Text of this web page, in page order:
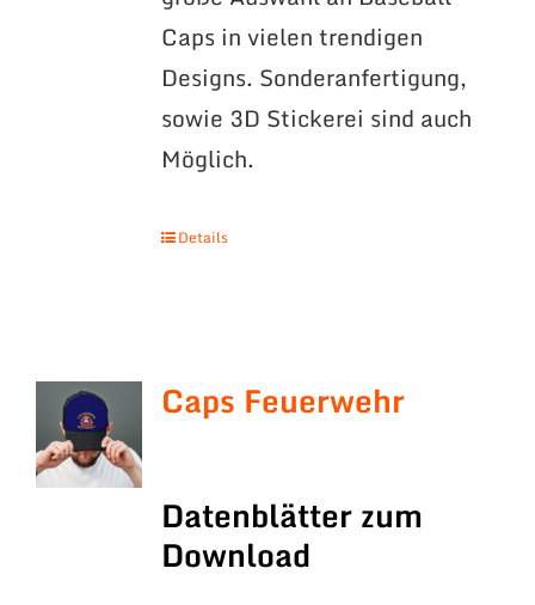
Caps in vielen trendigen
Designs. Sonderanfertigung,
sowie 3D Stickerei sind auch
Möglich.
Details
Caps Feuerwehr
Datenblätter zum
Download